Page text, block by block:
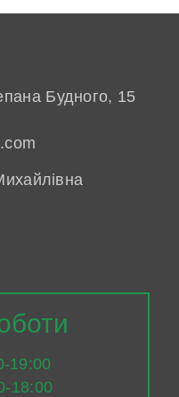
Будного, 15
19:00
18:00